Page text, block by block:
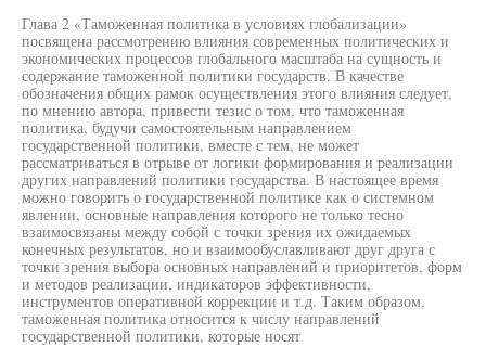
Глава 2 «Таможенная политика в условиях глобализации»
посвящена рассмотрению влияния современных политических и
экономических процессов глобального масштаба на сущность и
содержание таможенной политики государств. В качестве
обозначения общих рамок осуществления этого влияния следует,
по мнению автора, привести тезис о том, что таможенная
политика, будучи самостоятельным направлением
государственной политики, вместе с тем, не может
рассматриваться в отрыве от логики формирования и реализации
других направлений политики государства. В настоящее время
можно говорить о государственной политике как о системном
явлении, основные направления которого не только тесно
взаимосвязаны между собой с точки зрения их ожидаемых
конечных результатов, но и взаимообуславливают друг друга с
точки зрения выбора основных направлений и приоритетов, форм
и методов реализации, индикаторов эффективности,
инструментов оперативной коррекции и т.д. Таким образом,
таможенная политика относится к числу направлений
государственной политики, которые носят